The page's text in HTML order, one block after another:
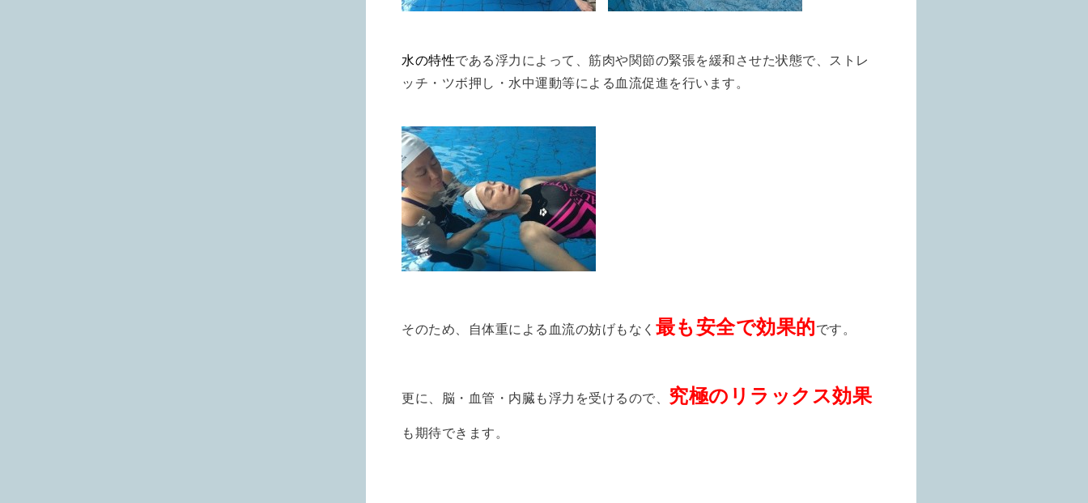
水の特性である浮力によって、 筋肉や関節の緊張を緩和させた状態で、
ストレ
ッチ・ツボ押し・水中運動等による血流促進を行います。
そのため、自体重による血流の妨げもなく 最も安全で効果的です。
更に、脳・血管・内臓も浮力を受けるので、 究極のリラックス効果
も期待できます。